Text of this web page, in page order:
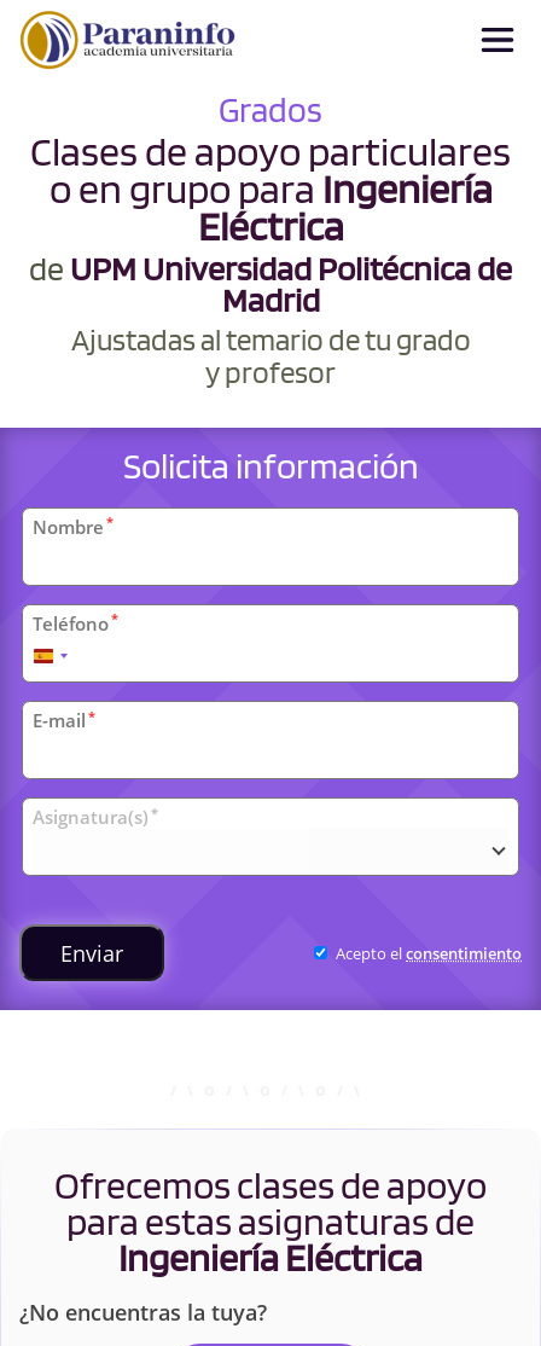
Grados
Clases de apoyo particulares
o en grupo para Ingeniería
Eléctrica
de UPM Universidad Politécnica de
Madrid
Ajustadas al temario de tu grado
y profesor
Solicita información
Datos
personales
Nombre *
Teléfono*
España
+34
E-mail *
Clases
universitarias
Asignatura(s) *
Enviar Acepto elconsentimiento
Ofrecemos clases de apoyo
para estas asignaturas de
Ingeniería Eléctrica
¿No encuentras la tuya?